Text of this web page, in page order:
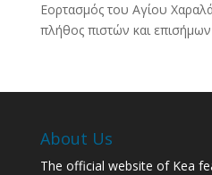
Εορτασμός του Αγίου
πλήθος πιστών και επισήμων
About Us
The official website of Kea